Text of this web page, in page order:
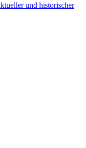
und historischer